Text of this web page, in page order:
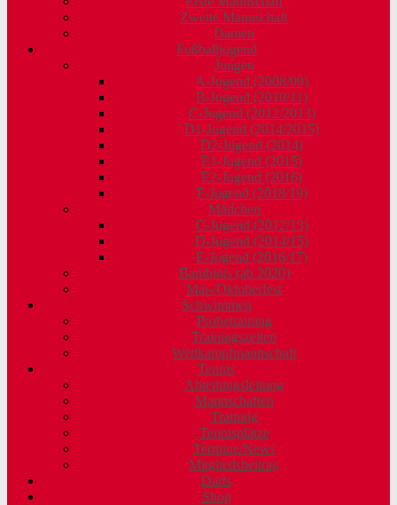
Zweite Mannschaft
Damen
Fußballjugend
Jungen
A-Jugend (2008/09)
B-Jugend (2010/11)
C-Jugend (2012/2013)
D1-Jugend (2014/2015)
D2-Jugend (2014)
E1-Jugend (2015)
E2-Jugend (2016)
F-Jugend (2018/19)
Mädchen
C-Jugend (2012/13)
D-Jugend (2014/15)
E-Jugend (2016/17)
Bambinis (ab 2020)
Mai-/Oktoberfest
Schwimmen
Probetraining
Trainingszeiten
Wettkampfmannschaft
Tennis
Abteilungsleitung
Mannschaften
Training
Tennisplätze
Termine/News
Mitgliedsbeitrag
Darts
Shop